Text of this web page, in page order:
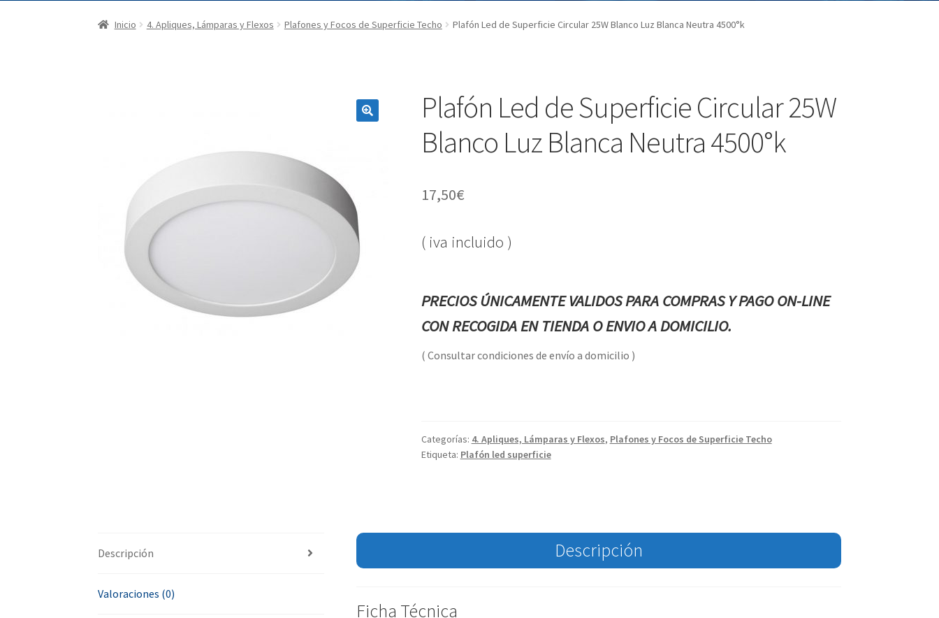
Inicio 4. Apliques, Lámparas y Flexos Plafones y Focos de Superficie Techo Plafón Led de Superficie Circular 25W Blanco Luz Blanca Neutra 4500°k
Plafón Led de Superficie Circular 25W
Blanco Luz Blanca Neutra 4500°k
17,50€
( iva incluido )
PRECIOS ÚNICAMENTE VALIDOS PARA COMPRAS Y PAGO ON-LINE
CON RECOGIDA EN TIENDA O ENVIO A DOMICILIO.
( Consultar condiciones de envío a domicilio )
Categorías: 4. Apliques, Lámparas y Flexos, Plafones y Focos de Superficie Techo
Etiqueta: Plafón led superficie
Descripción
Valoraciones (0)
Descripción
Ficha Técnica